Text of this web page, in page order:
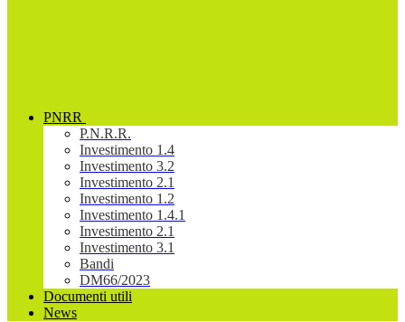
PNRR
P.N.R.R.
Investimento 1.4
Investimento 3.2
Investimento 2.1
Investimento 1.2
Investimento 1.4.1
Investimento 2.1
Investimento 3.1
Bandi
DM66/2023
Documenti utili
News